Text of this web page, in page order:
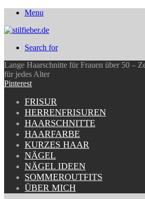
Menu
Search for
Lange Haarschnitte für Frauen über 50 –
für jedes Alter
Pinterest
FRISUR
HERRENFRISUREN
HAARSCHNITTE
HAARFARBE
KURZES HAAR
NÄGEL
NÄGEL IDEEN
SOMMEROUTFITS
ÜBER MICH